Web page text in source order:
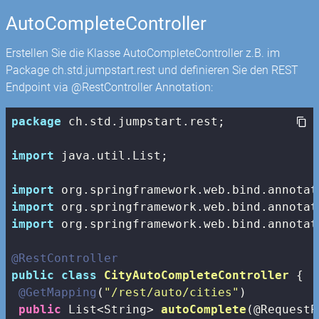
AutoCompleteController
Erstellen Sie die Klasse AutoCompleteController z.B. im
Package ch.std.jumpstart.rest und definieren Sie den REST
Endpoint via @RestController Annotation:
package ch.std.jumpstart.rest;
import java.util.List;
import
import
import
@RestController
public
class CityAutoCompleteController
{
@GetMapping ( "/rest/auto/cities" )
public List<String> autoComplete